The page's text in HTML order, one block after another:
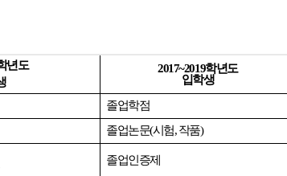
년도
2017~2019학년도
입학생
졸업학점
졸업논문(시험, 작품)
졸업인증제